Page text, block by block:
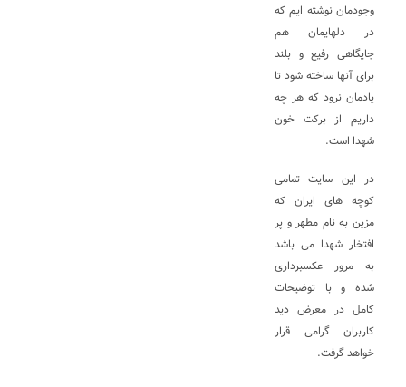
وجودمان نوشته ایم که
در دلهایمان هم
جایگاهی رفیع و بلند
برای آنها ساخته شود تا
یادمان نرود که هر چه
داریم از برکت خون
شهدا است.
در این سایت تمامی
کوچه های ایران که
مزین به نام مطهر و پر
افتخار شهدا می باشد
به مرور عکسبرداری
شده و با توضیحات
کامل در معرض دید
کاربران گرامی قرار
خواهد گرفت.